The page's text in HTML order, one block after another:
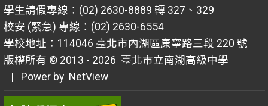
學生請假專線：(02) 2630-8889 轉 327、329
校安 (緊急) 專線：(02) 2630-6554
學校地址：114046 臺北市內湖區康寧路三段 220 號
版權所有 © 2013 - 2026 臺北市立南湖高級中學
| Power by NetView